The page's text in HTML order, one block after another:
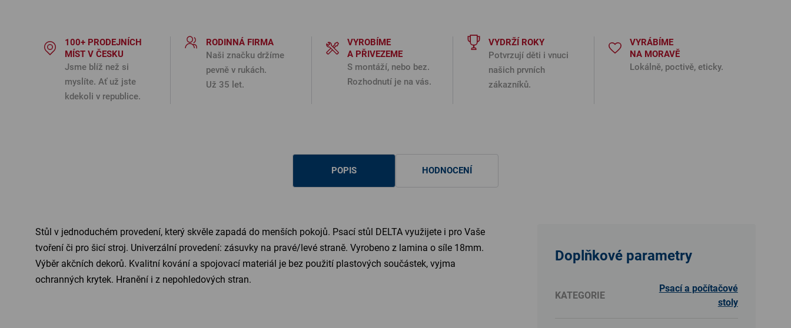
100+ PRODEJNÍCH
MÍST V ČESKU
Jsme blíž než si
myslíte. Ať už jste
kdekoli v republice.
RODINNÁ FIRMA
Naši značku držíme
pevně v rukách.
Už 35 let.
VYROBÍME
A PŘIVEZEME
S montáží, nebo bez.
Rozhodnutí je na vás.
VYDRŽÍ ROKY
Potvrzují děti i vnuci
našich prvních
zákazníků.
VYRÁBÍME
NA MORAVĚ
Lokálně, poctivě, eticky.
POPIS HODNOCENÍ
Stůl v jednoduchém provedení, který skvěle zapadá do menších pokojů. Psací stůl DELTA využijete i pro Vaše
tvoření či pro šicí stroj. Univerzální provedení: zásuvky na pravé/levé straně. Vyrobeno z lamina o síle 18mm.
Výběr akčních dekorů. Kvalitní kování a spojovací materiál je bez použití plastových součástek, vyjma
ochranných krytek. Hranění i z nepohledových stran.
Doplňkové parametry
KATEGORIE
Psací a počítačové
stoly